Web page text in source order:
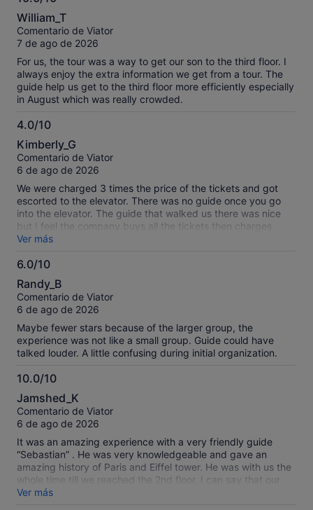
10.0
sobre
10
William_T
Comentario de Viator
7 de ago de 2026
For us, the tour was a way to get our son to the third floor. I
always enjoy the extra information we get from a tour. The
guide help us get to the third floor more efficiently especially
in August which was really crowded.
4.0/10
4.0
sobre
10
Kimberly_G
Comentario de Viator
6 de ago de 2026
We were charged 3 times the price of the tickets and got
escorted to the elevator. There was no guide once you go
into the elevator. The guide that walked us there was nice
but I feel the company buys all the tickets then charges
tourists triple to use them.
Ver más
6.0/10
6.0
sobre
10
Randy_B
Comentario de Viator
6 de ago de 2026
Maybe fewer stars because of the larger group, the
experience was not like a small group. Guide could have
talked louder. A little confusing during initial organization.
10.0/10
10.0
sobre
10
Jamshed_K
Comentario de Viator
6 de ago de 2026
It was an amazing experience with a very friendly guide
“Sebastian” . He was very knowledgeable and gave an
amazing history of Paris and Eiffel tower. He was with us the
whole time till we reached the 2nd floor. I can say that our
experience was amazing. I recommend this to everyone.
Ver más